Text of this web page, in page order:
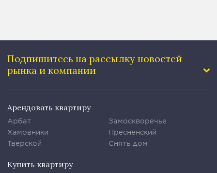
Подпишитесь на рассылку новостей
рынка и компании
Арендовать квартиру
Арбат
Хамовники
Тверской
Замоскворечье
Пресненский
Снять дом
Купить квартиру